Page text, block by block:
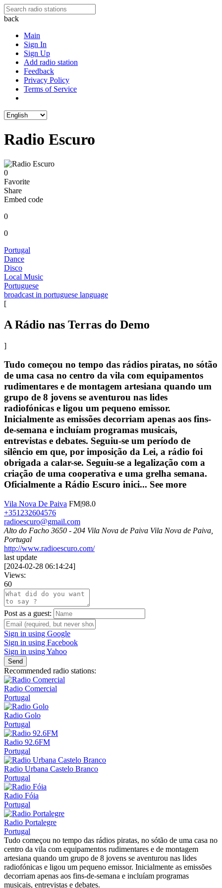
back
Main
Sign In
Sign Up
Add radio station
Feedback
Privacy Policy
Terms of Service
Radio Escuro
0
Favorite
Share
Embed code
0
0
Portugal
Dance
Disco
Local Music
Portuguese
broadcast in portuguese language
[
A Rádio nas Terras do Demo
]
Tudo começou no tempo das rádios piratas, no sótão
de uma casa no centro da vila com equipamentos
rudimentares e de montagem artesiana quando um
grupo de 8 jovens se aventurou nas lides
radiofónicas e ligou um pequeno emissor.
Inicialmente as emissões decorriam apenas aos fins-
de-semana e incluíam programas musicais,
entrevistas e debates. Seguiu-se um período de
silêncio em que, por imposição da Lei, a rádio foi
obrigada a calar-se. Seguiu-se a legalização com a
criação de uma cooperativa e uma grelha semana.
Oficialmente a Rádio Escuro inici... See more
Vila Nova De Paiva FM|98.0
+351232604576
radioescuro@gmail.com
Alto do Facho 3650 - 204 Vila Nova de Paiva Vila Nova de Paiva,
Portugal
http://www.radioescuro.com/
last update
[2024-02-28 06:14:24]
Views:
60
Post as a guest:
Sign in using Google
Sign in using Facebook
Sign in using Yahoo
Send
Recommended radio stations:
Radio Comercial
Portugal
Radio Golo
Portugal
Radio 92.6FM
Portugal
Radio Urbana Castelo Branco
Portugal
Radio Fóia
Portugal
Radio Portalegre
Portugal
Tudo começou no tempo das rádios piratas, no sótão de uma casa no
centro da vila com equipamentos rudimentares e de montagem
artesiana quando um grupo de 8 jovens se aventurou nas lides
radiofónicas e ligou um pequeno emissor. Inicialmente as emissões
decorriam apenas aos fins-de-semana e incluíam programas
musicais, entrevistas e debates.